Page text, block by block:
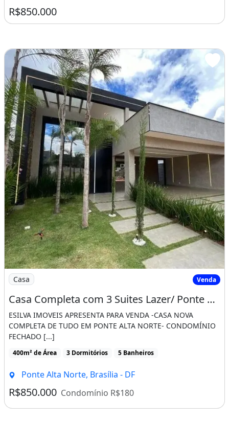
R$850.000
Imagem: Casa Completa com 3 Suites Lazer/ Ponte
Casa Venda
Casa Completa com 3 Suites Lazer/ Ponte Alta Norte
ESILVA IMOVEIS APRESENTA PARA VENDA -CASA NOVA
COMPLETA DE TUDO EM PONTE ALTA NORTE- CONDOMÍNIO
FECHADO [...]
400m² de Área 3 Dormitórios 5 Banheiros
Ponte Alta Norte, Brasília - DF
R$850.000 Condomínio R$180